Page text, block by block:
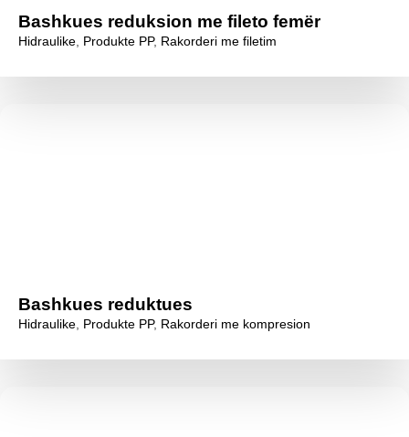
Bashkues reduksion me fileto femër
Hidraulike Produkte PP, Rakorderi me filetim
Bashkues reduktues
Hidraulike Produkte PP, Rakorderi me kompresion